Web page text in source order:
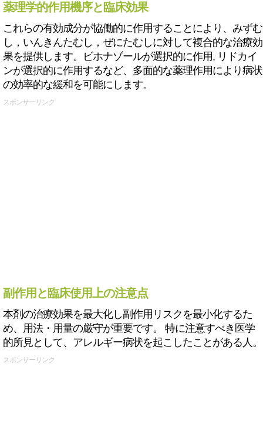
薬理学的作用機序と臨床効果
これらの有効成分が協働的に作用することにより、みずむ
し，いんきんたむし，ぜにたむしに対して複合的な治療効
果を提供します。ビホナゾールが選択的に作用, リドカイ
ンが選択的に作用するなど、多面的な薬理作用により病状
の効率的な緩和を可能にします。
スポンサーリンク
副作用と臨床使用上の注意点
本剤の治療効果を最大化し副作用リスクを最小化するた
め、用法・用量の厳守が重要です。 特に注意すべき医学
的所見として、アレルギー病状を起こしたことがある人。
スポンサーリンク